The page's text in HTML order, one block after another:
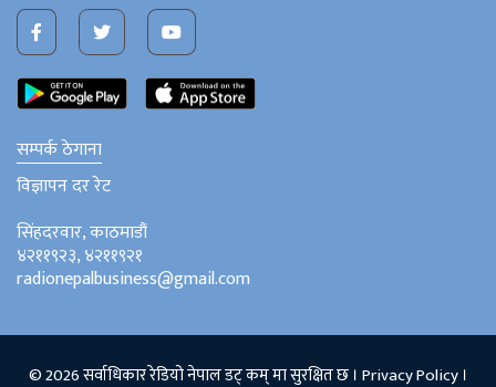
सम्पर्क ठेगाना
विज्ञापन दर रेट
सिंहदरवार, काठमाडौं
४२११९२३, ४२११९२१
radionepalbusiness@gmail.com
© 2026 सर्वाधिकार रेडियो नेपाल डट् कम् मा सुरक्षित छ । Privacy Policy।